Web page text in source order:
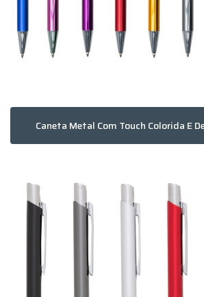
Caneta Metal Com Touch Colorida E